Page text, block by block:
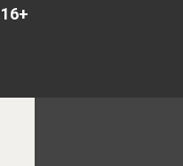
16+